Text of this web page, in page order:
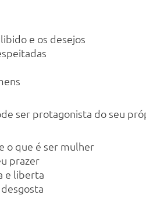
e os desejos
ser protagonista do seu
o que é ser mulher
prazer
e liberta